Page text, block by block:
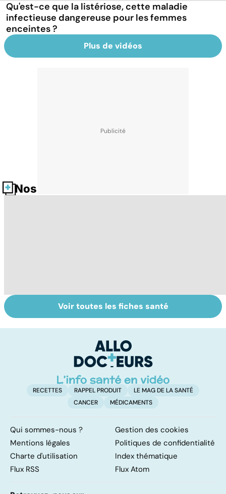
Qu'est-ce que la listériose, cette maladie
infectieuse dangereuse pour les femmes
enceintes ?
Plus de vidéos
Nos fiches santé
La tuberculose
pulmonaire
Pré-éclampsie :
attention,
risque !
Voir toutes les fiches santé
RECETTES RAPPEL PRODUIT
LE MAG DE LA SANTÉ
CANCER
MÉDICAMENTS
Qui sommes-nous ?
Gestion des cookies
Mentions légales
Politiques de confidentialité
Charte d'utilisation
Index thématique
Flux RSS
Flux Atom